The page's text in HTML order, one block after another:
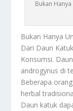
Bukan
Bukan Hanya
Dari Daun
Konsumsi.
androgynus di
Beberapa
herbal
Daun katuk